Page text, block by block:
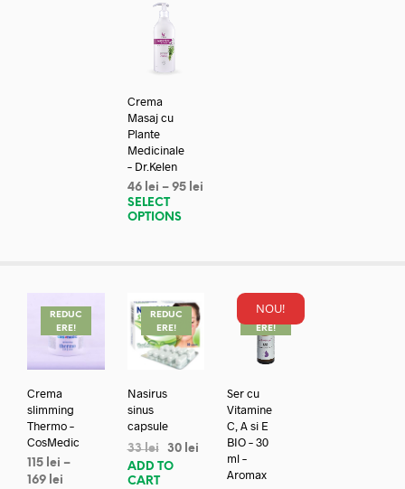
Crema
Masaj cu
Plante
Medicinale
– Dr.Kelen
46 lei – 95 lei
SELECT
OPTIONS
REDUC
ERE!
Crema
slimming
Thermo –
CosMedic
115 lei –
169 lei
REDUC
ERE!
Nasirus
sinus
capsule
33lei 30 lei
ADD TO
CART
NOU!
REDUC
ERE!
Ser cu
Vitamine
C, A si E
BIO – 30
ml –
Aromax